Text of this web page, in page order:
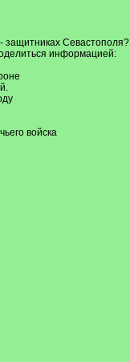
защитниках Севастополя?
информацией:
войска